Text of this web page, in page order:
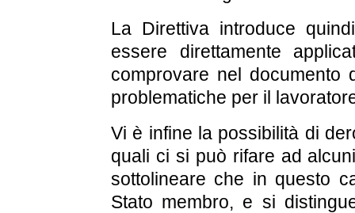
La Direttiva introduce
essere direttamente
comprovare nel documento
problematiche per il
Vi è infine la possibilità di
quali ci si può rifare ad
sottolineare che in questo
Stato membro, e si